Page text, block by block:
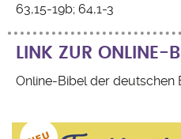
63,15-19b; 64,1-3
LINK ZUR ONLINE-
Online-Bibel der deutschen